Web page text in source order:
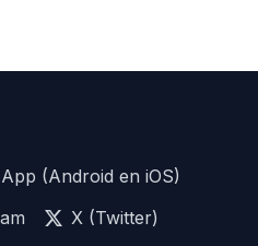
App (Android en iOS)
X (Twitter)